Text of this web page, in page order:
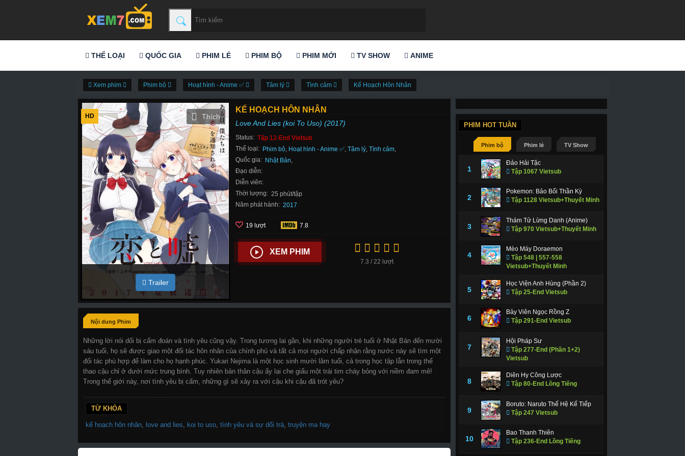
THỂ LOẠI QUỐC GIA PHIM LẺ PHIM BỘ PHIM MỚI TV SHOW ANIME
Xem phim Phim bộ Hoạt hình - Anime ✅ Tâm lý Tình cảm Kế Hoạch Hôn Nhân
HD
Trailer
KẾ HOẠCH HÔN NHÂN
Love And Lies (koi To Uso) (2017)
Status: Tập 12-End Vietsub
Thể loại: Phim bộ, Hoạt hình - Anime ✅,Tâm lý,Tình cảm,
Quốc gia: Nhật Bản,
Đạo diễn:
Diễn viên:
Thời lượng: 25 phút/tập
Năm phát hành: 2017
19 lượt 7.8
XEM PHIM
7.3 / 22 lượt
Nội dung Phim
Những lời nói dối bị cấm đoán và tình yêu cũng vậy. Trong tương lai gần, khi những người trẻ tuổi ở Nhật Bản đến mười
sáu tuổi, họ sẽ được giao một đối tác hôn nhân của chính phủ và tất cả mọi người chấp nhận rằng nước này sẽ tìm một
đối tác phù hợp để làm cho họ hạnh phúc. Yukari Nejima là một học sinh mười lăm tuổi, cả trong học tập lẫn trong thể
thao cậu chỉ ở dưới mức trung bình. Tuy nhiên bản thân cậu ấy lại che giấu một trái tim cháy bỏng với niềm đam mê!
Trong thế giới này, nơi tình yêu bị cấm, những gì sẽ xảy ra với cậu khi cậu đã trót yêu?
TỪ KHÓA
kế hoạch hôn nhân love and lies koi to uso tình yêu và sự dối trá truyện ma hay
PHIM HOT TUẦN
Phim bộ Phim lẻ TV Show
1
Đảo Hải Tặc
Tập 1067 Vietsub
2
Pokemon: Bảo Bối Thần Kỳ
Tập 1128 Vietsub+Thuyết Minh
3
Thám Tử Lừng Danh (Anime)
Tập 970 Vietsub+Thuyết Minh
4
Mèo Máy Doraemon
Tập 548 | 557-558
Vietsub+Thuyết Minh
5
Học Viện Anh Hùng (Phần 2)
Tập 25-End Vietsub
6
Bảy Viên Ngọc Rồng Z
Tập 291-End Vietsub
7
Hội Pháp Sư
Tập 277-End (Phần 1+2)
Vietsub
8
Diên Hy Công Lược
Tập 80-End Lồng Tiếng
9
Boruto: Naruto Thế Hệ Kế Tiếp
Tập 247 Vietsub
10
Bao Thanh Thiên
Tập 236-End Lồng Tiếng